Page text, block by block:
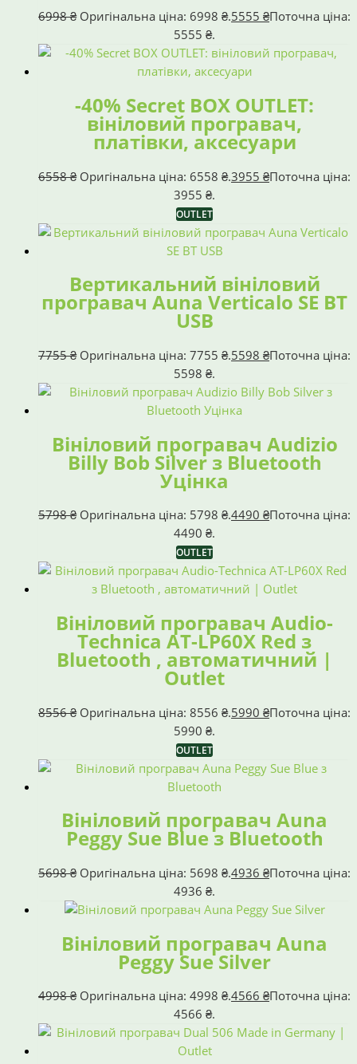
6998₴ Оригінальна ціна: 6998 ₴.5555 ₴Поточна ціна:
5555 ₴.
-40% Secret BOX OUTLET:
вініловий програвач,
платівки, аксесуари
6558₴ Оригінальна ціна: 6558 ₴.3955 ₴Поточна ціна:
3955 ₴.
OUTLET
Вертикальний вініловий
програвач Auna Verticalo SE BT
USB
7755₴ Оригінальна ціна: 7755 ₴.5598 ₴Поточна ціна:
5598 ₴.
Вініловий програвач Audizio
Billy Bob Silver з Bluetooth
Уцінка
5798₴ Оригінальна ціна: 5798 ₴.4490 ₴Поточна ціна:
4490 ₴.
OUTLET
Вініловий програвач Audio-
Technica AT-LP60X Red з
Bluetooth , автоматичний |
Outlet
8556₴ Оригінальна ціна: 8556 ₴.5990 ₴Поточна ціна:
5990 ₴.
OUTLET
Вініловий програвач Auna
Peggy Sue Blue з Bluetooth
5698₴ Оригінальна ціна: 5698 ₴.4936 ₴Поточна ціна:
4936 ₴.
Вініловий програвач Auna
Peggy Sue Silver
4998₴ Оригінальна ціна: 4998 ₴.4566 ₴Поточна ціна:
4566 ₴.